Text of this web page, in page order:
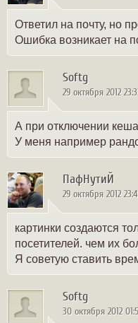
Ответил на почту, но
Ошибка возникает на
Softg
29 октября 2012
А при отключении
У меня например
ПафНутиЙ
29 октября 2012
картинки создаются
посетителей. чем их
Я советую ставить
Softg
30 октября 2012